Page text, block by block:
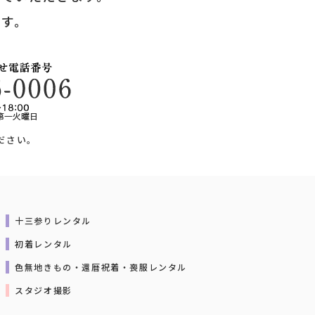
。
い。
十三参りレンタル
初着レンタル
色無地きもの・還暦祝着・喪服レンタル
スタジオ撮影